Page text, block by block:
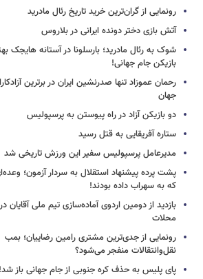
رونمایی از گران‌ترین خرید تاریخ رئال مادرید
آتش بازی دختر دونده ایرانی در بلاروس
شوک به رئال مادرید؛ بارسلونا در آستانه هایجک
بازیکن جام جهانی!
رحمان عموزاد تنها صدرنشین ایران در برترین
جهان
دو بازیکن آزاد در راه پیوستن به پرسپولیس
ستاره آفریقایی به قتل رسید
مدیرعامل پرسپولیس سفیر این ورزش تاریخی شد
پشت پرده پیشنهاد استقلال به سردار آزمون؛
که به سهراب داده بودند!
بازدید از دومین اردوی آماده‌سازی تیم ملی آقایان در
محلات
رونمایی از جدی‌ترین مشتری رامین رضاییان؛ بمب
نقل‌وانتقالات منفجر می‌شود؟
پای پلیس به حذف کره جنوبی از جام جهانی باز شد!